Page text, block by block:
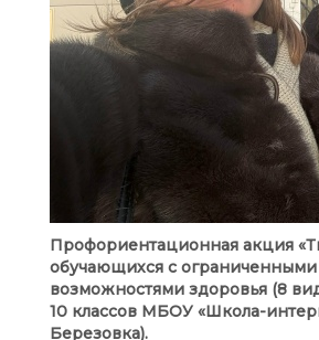
Профориентационная акция
обучающихся с ограниченными
возможностями здоровья (8
10 классов МБОУ «Школа-
Березовка).